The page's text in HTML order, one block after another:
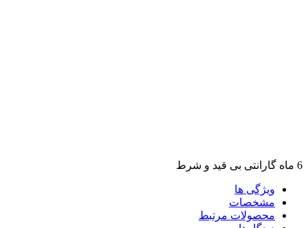
6 ماه گارانتی بی قید و شرط
ویژگی ها
مشخصات
محصولات مرتبط